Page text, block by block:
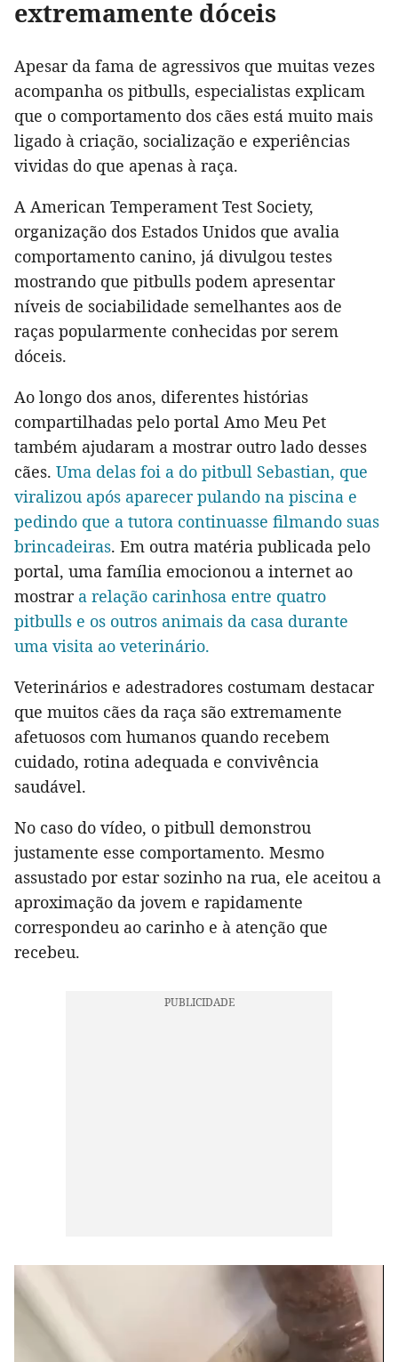
extremamente dóceis
Apesar da fama de agressivos que muitas vezes
acompanha os pitbulls, especialistas explicam
que o comportamento dos cães está muito mais
ligado à criação, socialização e experiências
vividas do que apenas à raça.
A American Temperament Test Society,
organização dos Estados Unidos que avalia
comportamento canino, já divulgou testes
mostrando que pitbulls podem apresentar
níveis de sociabilidade semelhantes aos de
raças popularmente conhecidas por serem
dóceis.
Ao longo dos anos, diferentes histórias
compartilhadas pelo portal Amo Meu Pet
também ajudaram a mostrar outro lado desses
cães. Uma delas foi a do pitbull Sebastian, que
viralizou após aparecer pulando na piscina e
pedindo que a tutora continuasse filmando suas
brincadeiras. Em outra matéria publicada pelo
portal, uma família emocionou a internet ao
mostrara relação carinhosa entre quatro
pitbulls e os outros animais da casa durante
uma visita ao veterinário.
Veterinários e adestradores costumam destacar
que muitos cães da raça são extremamente
afetuosos com humanos quando recebem
cuidado, rotina adequada e convivência
saudável.
No caso do vídeo, o pitbull demonstrou
justamente esse comportamento. Mesmo
assustado por estar sozinho na rua, ele aceitou a
aproximação da jovem e rapidamente
correspondeu ao carinho e à atenção que
recebeu.